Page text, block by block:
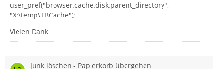
user_pref("browser.cache.disk.parent_directory",
"X:\temp\TBCache");
Vielen Dank
Junk löschen - Papierkorb übergehen